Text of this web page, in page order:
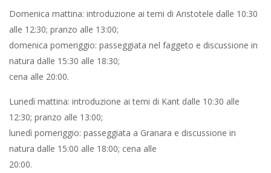
Domenica mattina: introduzione ai temi di Aristotele dalle 10:30
alle 12:30; pranzo alle 13:00;
domenica pomeriggio: passeggiata nel faggeto e discussione in
natura dalle 15:30 alle 18:30;
cena alle 20:00.
Lunedì mattina: introduzione ai temi di Kant dalle 10:30 alle
12:30; pranzo alle 13:00;
lunedì pomeriggio: passeggiata a Granara e discussione in
natura dalle 15:00 alle 18:00; cena alle
20:00.